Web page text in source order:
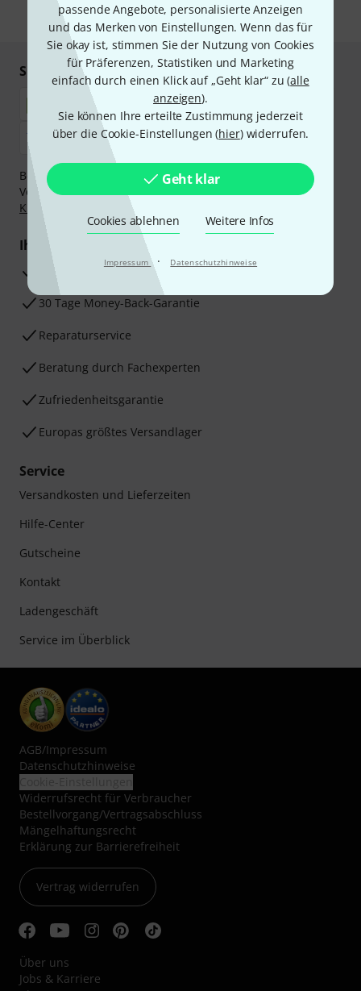
passende Angebote, personalisierte Anzeigen
und das Merken von Einstellungen. Wenn das für
Sie okay ist, stimmen Sie der Nutzung von Cookies
für Präferenzen, Statistiken und Marketing
einfach durch einen Klick auf „Geht klar“ zu (alle
anzeigen).
Sie können Ihre erteilte Zustimmung jederzeit
über die Cookie-Einstellungen (hier) widerrufen.
Geht klar
Cookies ablehnen Weitere Infos
Impressum · Datenschutzhinweise
* Pflichtfeld
Sicher einkaufen & bezahlen
Bezahlen Sie vertraulich und sicher per Nachnahme,
Vorkasse, PayPal, Amazon Pay,Klarna Sofort bezahlen,
Klarna Ratenzahlungoder Kreditkarte.
Ihre Vorteile
3 Jahre Thomann Garantie
30 Tage Money-Back-Garantie
Reparaturservice
Beratung durch Fachexperten
Zufriedenheitsgarantie
Europas größtes Versandlager
Service
Versandkosten und Lieferzeiten
Hilfe-Center
Gutscheine
Kontakt
Ladengeschäft
Service im Überblick
AGB/Impressum
Datenschutzhinweise
Widerrufsrecht für Verbraucher
Bestellvorgang/Vertragsabschluss
Mängelhaftungsrecht
Erklärung zur Barrierefreiheit
Vertrag widerrufen
Über uns
Jobs & Karriere